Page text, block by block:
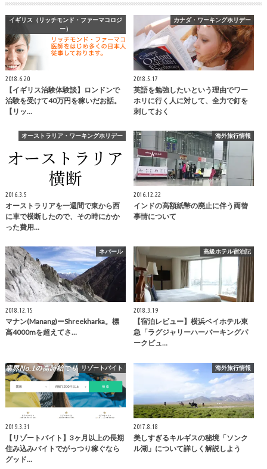
イギリス（リッチモンド・ファーマコロジ
ー）
2018.6.20
【イギリス治験体験談】ロンドンで
治験を受けて40万円を稼いだお話。
【リッ…
カナダ・ワーキングホリデー
2018.5.17
英語を勉強したいという理由でワー
ホリに行く人に対して、全力で釘を
刺しておく
オーストラリア・ワーキングホリデー
2016.3.5
オーストラリアを一週間で東から西
に車で横断したので、その時にかか
った費用…
海外旅行情報
2016.12.22
インドの高額紙幣の廃止に伴う両替
事情について
ネパール
2018.12.15
マナン(Manang)ーShreekharka。標
高4000mを超えてさ…
高級ホテル宿泊記
2018.3.19
【宿泊レビュー】横浜ベイホテル東
急「ラグジャリーハーバーキングパ
ークビュ…
リゾートバイト
2019.3.31
【リゾートバイト】3ヶ月以上の長期
住み込みバイトでがっつり稼ぐなら
グッド…
海外旅行情報
2017.8.18
美しすぎるキルギスの秘境「ソンク
ル湖」について詳しく解説しよう